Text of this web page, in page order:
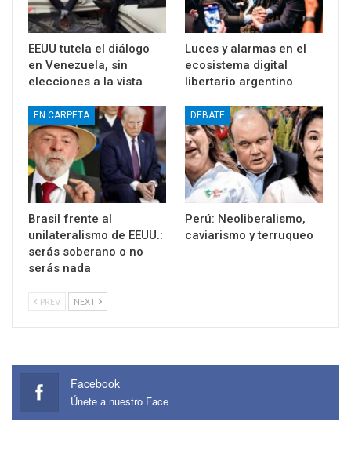
EEUU tutela el diálogo
en Venezuela, sin
elecciones a la vista
Luces y alarmas en el
ecosistema digital
libertario argentino
EN CARPETA
Brasil frente al
unilateralismo de EEUU.:
serás soberano o no
serás nada
DEBATE
Perú: Neoliberalismo,
caviarismo y terruqueo
PREV NEXT
Facebook
Únete a nuestro Face